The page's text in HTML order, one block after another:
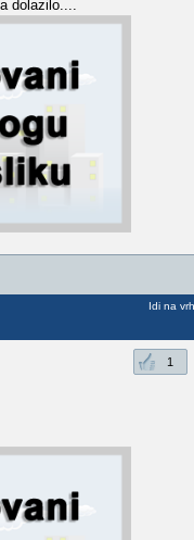
dolazilo....
Idi na vrh
1